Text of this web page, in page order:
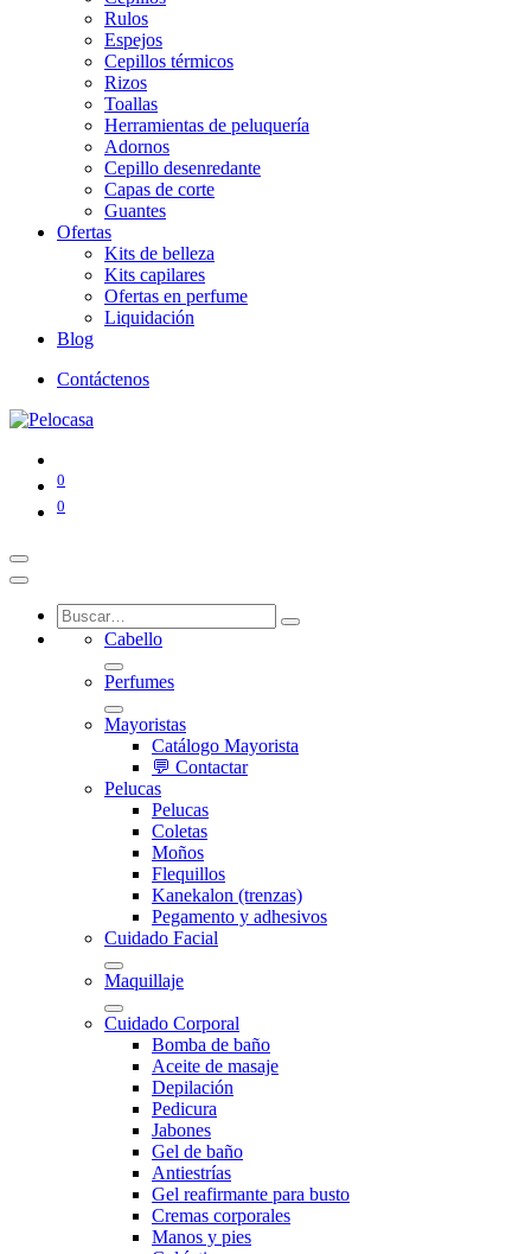
Rulos
Espejos
Cepillos térmicos
Rizos
Toallas
Herramientas de peluquería
Adornos
Cepillo desenredante
Capas de corte
Guantes
Ofertas
Kits de belleza
Kits capilares
Ofertas en perfume
Liquidación
Blog
Contáctenos
0
0
Cabello
Perfumes
Mayoristas
Catálogo Mayorista
💬 Contactar
Pelucas
Pelucas
Coletas
Moños
Flequillos
Kanekalon (trenzas)
Pegamento y adhesivos
Cuidado Facial
Maquillaje
Cuidado Corporal
Bomba de baño
Aceite de masaje
Depilación
Pedicura
Jabones
Gel de baño
Antiestrías
Gel reafirmante para busto
Cremas corporales
Manos y pies